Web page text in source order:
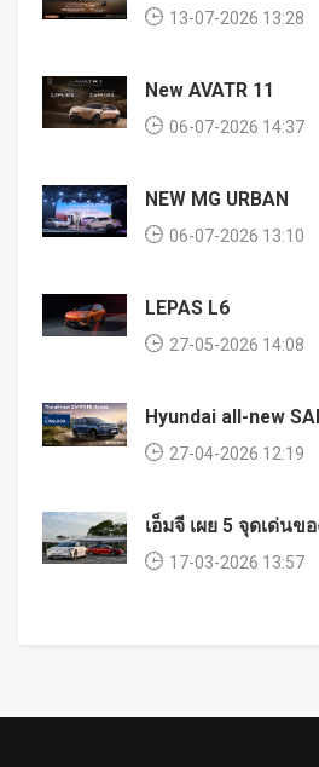
13-07-2026 13:28
New AVATR 11
06-07-2026 14:37
NEW MG URBAN
06-07-2026 13:10
LEPAS L6
27-05-2026 14:08
Hyundai all-new
27-04-2026 12:19
เอ็มจี เผย 5 จุดเด่นข
17-03-2026 13:57